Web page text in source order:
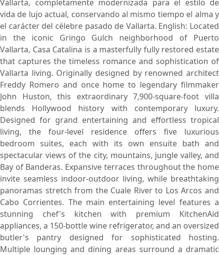
Vallarta, completamente modernizada para el estilo de
vida de lujo actual, conservando al mismo tiempo el alma y
el carácter del célebre pasado de Vallarta. English: Located
in the iconic Gringo Gulch neighborhood of Puerto
Vallarta, Casa Catalina is a masterfully fully restored estate
that captures the timeless romance and sophistication of
Vallarta living. Originally designed by renowned architect
Freddy Romero and once home to legendary filmmaker
John Huston, this extraordinary 7,900-square-foot villa
blends Hollywood history with contemporary luxury.
Designed for grand entertaining and effortless tropical
living, the four-level residence offers five luxurious
bedroom suites, each with its own ensuite bath and
spectacular views of the city, mountains, jungle valley, and
Bay of Banderas. Expansive terraces throughout the home
invite seamless indoor-outdoor living, while breathtaking
panoramas stretch from the Cuale River to Los Arcos and
Cabo Corrientes. The main entertaining level features a
stunning chef's kitchen with premium KitchenAid
appliances, a 150-bottle wine refrigerator, and an oversized
butler's pantry designed for sophisticated hosting.
Multiple lounging and dining areas surround a dramatic